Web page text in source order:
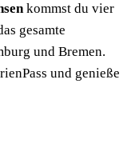
kommst du vier
gesamte
und Bremen.
und genieße